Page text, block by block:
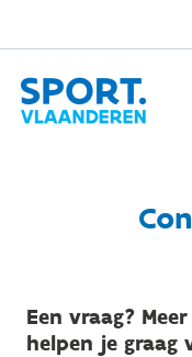
Een vraag?
helpen je graag